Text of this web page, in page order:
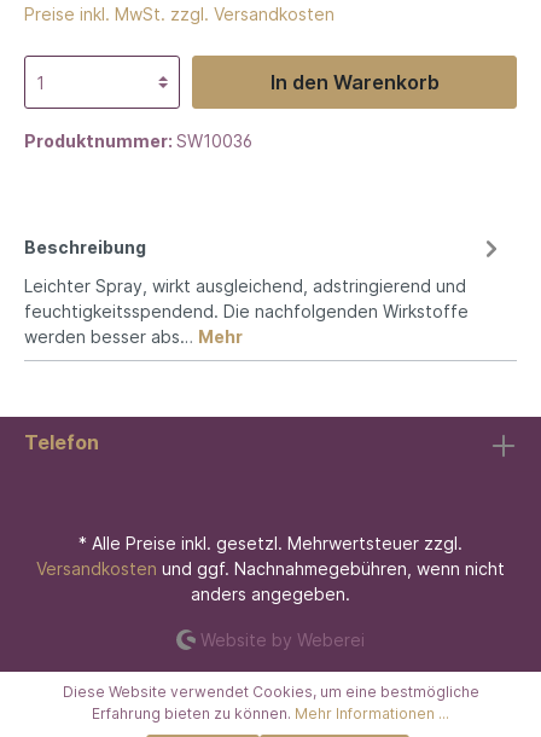
Preise inkl. MwSt. zzgl. Versandkosten
In den Warenkorb
Produktnummer: SW10036
Beschreibung
Leichter Spray, wirkt ausgleichend, adstringierend und
feuchtigkeitsspendend. Die nachfolgenden Wirkstoffe
werden besser abs… Mehr
Telefon
* Alle Preise inkl. gesetzl. Mehrwertsteuer zzgl.
Versandkosten und ggf. Nachnahmegebühren, wenn nicht
anders angegeben.
Website by Weberei
Diese Website verwendet Cookies, um eine bestmögliche
Erfahrung bieten zu können. Mehr Informationen ...